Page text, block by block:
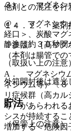
他剤との混注を行
１４．２． 薬剤
静注は約３０秒間
（取扱い上の注意
外箱開封後は遮光
貯法
（保管上の注意）
３）． マグネシ
@． マグネシウ
経口＞、炭酸マグ
１参照〕［高マグ
（本剤は腸管で
A． マグネシウ
ネシウム等）〔８
リ症候群（高カ
等）があらわれる
シスが持続する
増加する＜危険因